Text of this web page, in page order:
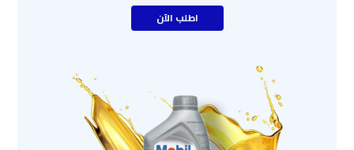
اطلب الآن